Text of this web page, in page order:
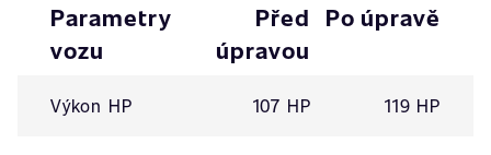
Parametry
vozu
Před
úpravou
Po úpravě
Výkon HP 107 HP 119 HP